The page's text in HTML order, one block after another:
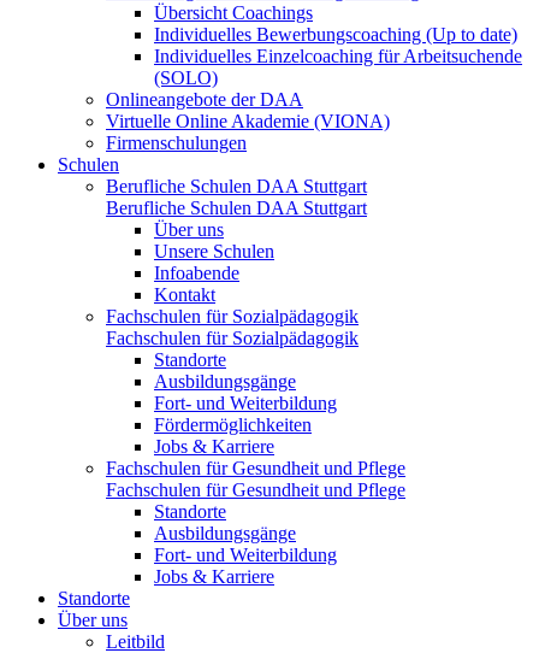
Übersicht Coachings
Individuelles Bewerbungscoaching (Up to date)
Individuelles Einzelcoaching für Arbeitsuchende
(SOLO)
Onlineangebote der DAA
Virtuelle Online Akademie (VIONA)
Firmenschulungen
Schulen
Berufliche Schulen DAA Stuttgart
Berufliche Schulen DAA Stuttgart
Über uns
Unsere Schulen
Infoabende
Kontakt
Fachschulen für Sozialpädagogik
Fachschulen für Sozialpädagogik
Standorte
Ausbildungsgänge
Fort- und Weiterbildung
Fördermöglichkeiten
Jobs & Karriere
Fachschulen für Gesundheit und Pflege
Fachschulen für Gesundheit und Pflege
Standorte
Ausbildungsgänge
Fort- und Weiterbildung
Jobs & Karriere
Standorte
Über uns
Leitbild